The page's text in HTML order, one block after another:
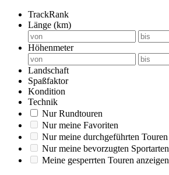
TrackRank
Länge (km)
Höhenmeter
Landschaft
Spaßfaktor
Kondition
Technik
Nur Rundtouren
Nur meine Favoriten
Nur meine durchgeführten Touren
Nur meine bevorzugten Sportarten
Meine gesperrten Touren anzeigen